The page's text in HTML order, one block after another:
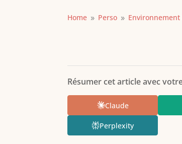
Home 9 Perso 9
Résumer cet article avec
Claude
Perplexity